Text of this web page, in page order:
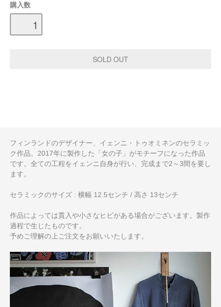
購入数
フィンランドのデザイナー、イェンニ・トゥオミネンのセラミッ
ク作品。2017年に製作した「女の子」がモチーフになった作品
です。全ての工程をイェンニ自身が行い、完成まで2～3間を要し
ます。
セラミックのサイズ : 横幅 12.5センチ / 高さ 13センチ
作品によっては貫入や小さなヒビがある場合がございます。製作
過程で生じたものです。
予めご理解の上ご注文をお願いいたします。